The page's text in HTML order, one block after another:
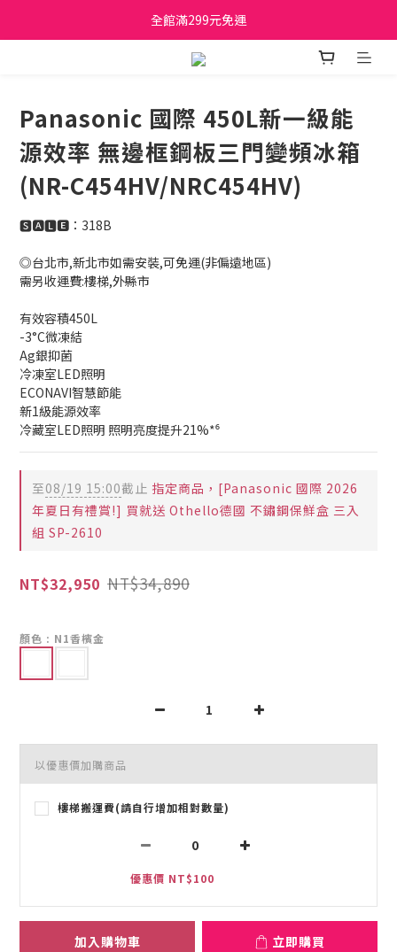
日立家電、國際牌 原廠管制價格 私訊優惠價
全館滿299元免運
日立家電、國際牌 原廠管制價格 私訊優惠價
Panasonic 國際 450L新一級能
源效率 無邊框鋼板三門變頻冰箱
(NR-C454HV/NRC454HV)
🆂🅰🅻🅴：318B
◎台北市,新北市如需安裝,可免運(非偏遠地區)
需另收運費:樓梯,外縣市
有效容積450L
-3°C微凍結
Ag銀抑菌
冷凍室LED照明
ECONAVI智慧節能
新1級能源效率
冷藏室LED照明 照明亮度提升21%*⁶
至08/19 15:00截止 指定商品，[Panasonic 國際 2026
年夏日有禮賞!] 買就送 Othello德國 不鏽鋼保鮮盒 三入
組 SP-2610
NT$32,950 NT$34,890
顏色 : N1香檳金
以優惠價加購商品
樓梯搬運費(請自行增加相對數量)
優惠價 NT$100
加入購物車 立即購買